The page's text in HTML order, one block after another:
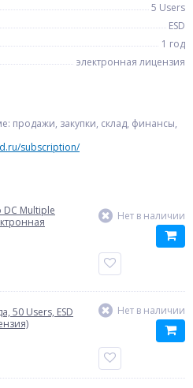
5 Users
ESD
1 год
электронная лицензия
продажи, закупки, склад, финансы,
subscription/
Multiple
Нет в наличии
50 Users, ESD
Нет в наличии